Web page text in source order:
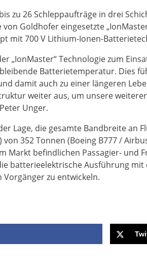
zu 26 Schleppaufträge in drei
Goldhofer eingesetzte
mit 700 V Lithium-Ionen-
„IonMaster“ Technologie zum
Batterietemperatur. Dies
damit auch zu einer längeren
weiter aus, um unsere
Unger.
Lage, die gesamte Bandbreite an
von 352 Tonnen (Boeing B777 /
Markt befindlichen Passagier- und
batterieelektrische Ausführung
zu entwickeln.